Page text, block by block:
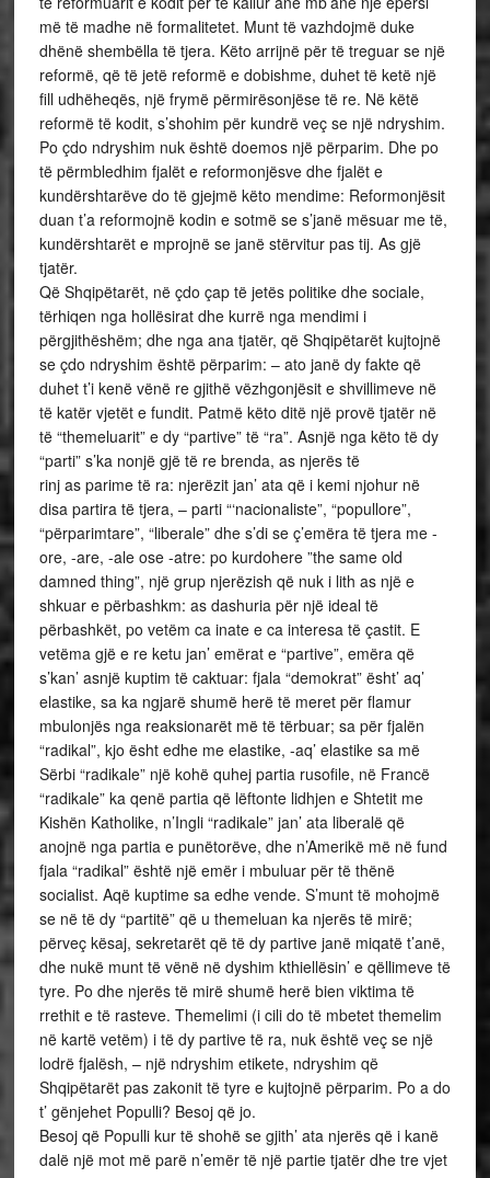
më të madhe në formalitetet. Munt të vazhdojmë duke
dhënë shembëlla të tjera. Këto arrijnë për të treguar se një
reformë, që të jetë reformë e dobishme, duhet të ketë një
fill udhëheqës, një frymë përmirësonjëse të re. Në këtë
reformë të kodit, s’shohim për kundrë veç se një ndryshim.
Po çdo ndryshim nuk është doemos një përparim. Dhe po
të përmbledhim fjalët e reformonjësve dhe fjalët e
kundërshtarëve do të gjejmë këto mendime: Reformonjësit
duan t’a reformojnë kodin e sotmë se s’janë mësuar me të,
kundërshtarët e mprojnë se janë stërvitur pas tij. As gjë
tjatër.
Që Shqipëtarët, në çdo çap të jetës politike dhe sociale,
tërhiqen nga hollësirat dhe kurrë nga mendimi i
përgjithëshëm; dhe nga ana tjatër, që Shqipëtarët kujtojnë
se çdo ndryshim është përparim: – ato janë dy fakte që
duhet t’i kenë vënë re gjithë vëzhgonjësit e shvillimeve në
të katër vjetët e fundit. Patmë këto ditë një provë tjatër në
të “themeluarit” e dy “partive” të “ra”. Asnjë nga këto të dy
“parti” s’ka nonjë gjë të re brenda, as njerës të
rinj as parime të ra: njerëzit jan’ ata që i kemi njohur në
disa partira të tjera, – parti “‘nacionaliste”, “popullore”,
“përparimtare”, “liberale” dhe s’di se ç’emëra të tjera me -
ore, -are, -ale ose -atre: po kurdohere ”the same old
damned thing”, një grup njerëzish që nuk i lith as një e
shkuar e përbashkm: as dashuria për një ideal të
përbashkët, po vetëm ca inate e ca interesa të çastit. E
vetëma gjë e re ketu jan’ emërat e “partive”, emëra që
s’kan’ asnjë kuptim të caktuar: fjala “demokrat” ësht’ aq’
elastike, sa ka ngjarë shumë herë të meret për flamur
mbulonjës nga reaksionarët më të tërbuar; sa për fjalën
“radikal”, kjo ësht edhe me elastike, -aq’ elastike sa më
Sërbi “radikale” një kohë quhej partia rusofile, në Francë
“radikale” ka qenë partia që lëftonte lidhjen e Shtetit me
Kishën Katholike, n’Ingli “radikale” jan’ ata liberalë që
anojnë nga partia e punëtorëve, dhe n’Amerikë më në fund
fjala “radikal” është një emër i mbuluar për të thënë
socialist. Aqë kuptime sa edhe vende. S’munt të mohojmë
se në të dy “partitë” që u themeluan ka njerës të mirë;
përveç kësaj, sekretarët që të dy partive janë miqatë t’anë,
dhe nukë munt të vënë në dyshim kthiellësin’ e qëllimeve të
tyre. Po dhe njerës të mirë shumë herë bien viktima të
rrethit e të rasteve. Themelimi (i cili do të mbetet themelim
në kartë vetëm) i të dy partive të ra, nuk është veç se një
lodrë fjalësh, – një ndryshim etikete, ndryshim që
Shqipëtarët pas zakonit të tyre e kujtojnë përparim. Po a do
t’ gënjehet Populli? Besoj që jo.
Besoj që Populli kur të shohë se gjith’ ata njerës që i kanë
dalë një mot më parë n’emër të një partie tjatër dhe tre vjet